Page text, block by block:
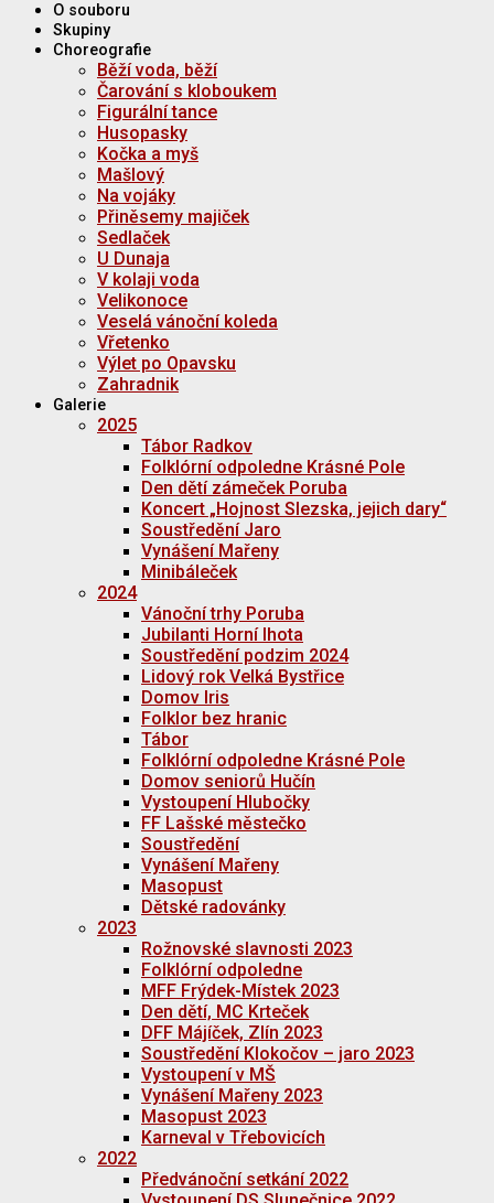
O souboru
Skupiny
Choreografie
Běží voda, běží
Čarování s kloboukem
Figurální tance
Husopasky
Kočka a myš
Mašlový
Na vojáky
Přiněsemy majiček
Sedlaček
U Dunaja
V kolaji voda
Velikonoce
Veselá vánoční koleda
Vřetenko
Výlet po Opavsku
Zahradnik
Galerie
2025
Tábor Radkov
Folklórní odpoledne Krásné Pole
Den dětí zámeček Poruba
Koncert „Hojnost Slezska, jejich dary“
Soustředění Jaro
Vynášení Mařeny
Minibáleček
2024
Vánoční trhy Poruba
Jubilanti Horní lhota
Soustředění podzim 2024
Lidový rok Velká Bystřice
Domov Iris
Folklor bez hranic
Tábor
Folklórní odpoledne Krásné Pole
Domov seniorů Hučín
Vystoupení Hlubočky
FF Lašské městečko
Soustředění
Vynášení Mařeny
Masopust
Dětské radovánky
2023
Rožnovské slavnosti 2023
Folklórní odpoledne
MFF Frýdek-Místek 2023
Den dětí, MC Krteček
DFF Májíček, Zlín 2023
Soustředění Klokočov – jaro 2023
Vystoupení v MŠ
Vynášení Mařeny 2023
Masopust 2023
Karneval v Třebovicích
2022
Předvánoční setkání 2022